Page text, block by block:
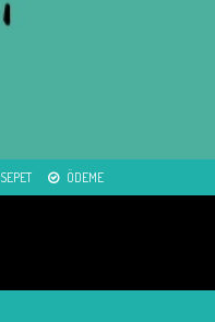
SEPET ÖDEME